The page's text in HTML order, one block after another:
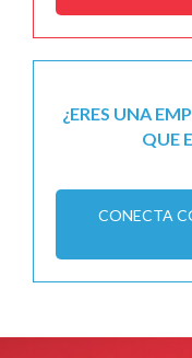
¿ERES UNA
QUE
CONECTA